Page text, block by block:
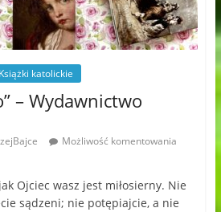
Książki katolickie
– Wydawnictwo
Możliwość komentowania
Ojciec wasz jest miłosierny. Nie
sądzeni; nie potępiajcie, a nie